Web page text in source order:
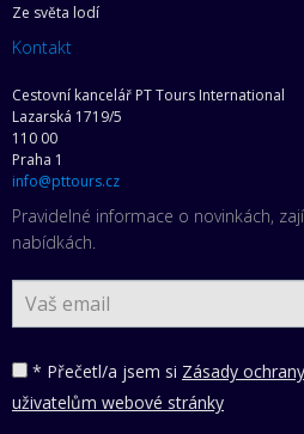
Ze světa lodí
Kontakt
Cestovní kancelář PT Tours International
Lazarská 1719/5
110 00
Praha 1
info@pttours.cz
Pravidelné informace o novinkách,
nabídkách.
* Přečetl/a jsem si Zásady
uživatelům webové stránky